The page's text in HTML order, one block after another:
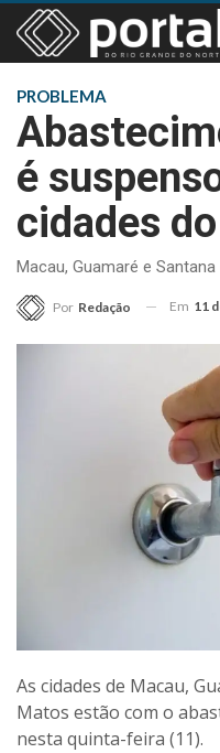
PROBLEMA
é
cidades
Macau, Guamaré e
Por Redação Em 11
As cidades de Macau,
Matos estão com o
nesta quinta-feira (11).